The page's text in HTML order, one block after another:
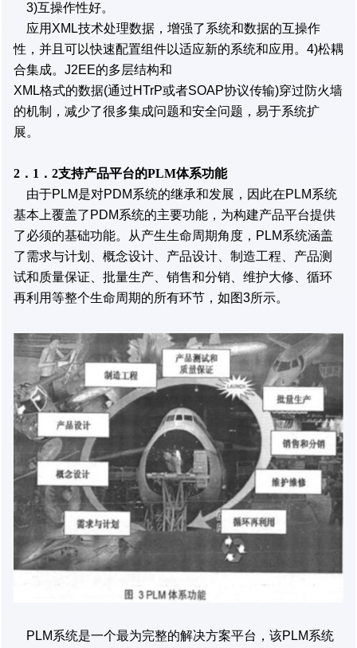
3)互操作性好。
应用XML技术处理数据，增强了系统和数据的互操作
性，并且可以快速配置组件以适应新的系统和应用。4)松耦
合集成。J2EE的多层结构和
XML格式的数据(通过HTrP或者SOAP协议传输)穿过防火墙
的机制，减少了很多集成问题和安全问题，易于系统扩
展。
2．1．2支持产品平台的PLM体系功能
由于PLM是对PDM系统的继承和发展，因此在PLM系统
基本上覆盖了PDM系统的主要功能，为构建产品平台提供
了必须的基础功能。从产生生命周期角度，PLM系统涵盖
了需求与计划、概念设计、产品设计、制造工程、产品测
试和质量保证、批量生产、销售和分销、维护大修、循环
再利用等整个生命周期的所有环节，如图3所示。
PLM系统是一个最为完整的解决方案平台，该PLM系统